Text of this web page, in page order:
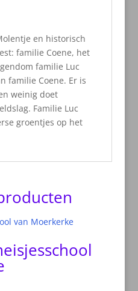
en historisch
familie Coene, het
familie Luc
familie Coene. Er is
weinig doet
Familie Luc
groentjes op het